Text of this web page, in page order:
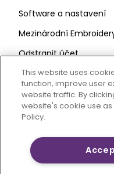
Software a nastavení
Mezinárodní
Odstranit účet
mailovou adresu
CREATIVATE
This website uses
function, improve user
website traffic. By
website's cookie use
Policy.